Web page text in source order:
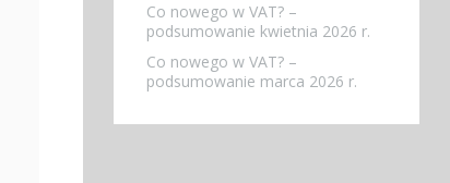
Co nowego w VAT? –
podsumowanie kwietnia 2026 r.
Co nowego w VAT? –
podsumowanie marca 2026 r.